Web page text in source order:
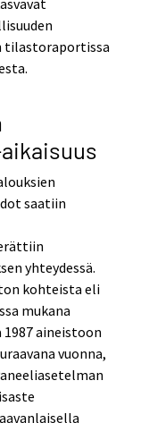
tilastoraportissa
saatiin
yhteydessä.
kohteista eli
mukana
aineistoon
vuonna,